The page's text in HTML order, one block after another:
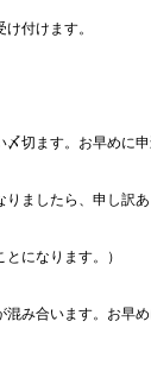
付けます。
切ます。お早めに申
りましたら、申し訳あ
になります。）
み合います。お早め